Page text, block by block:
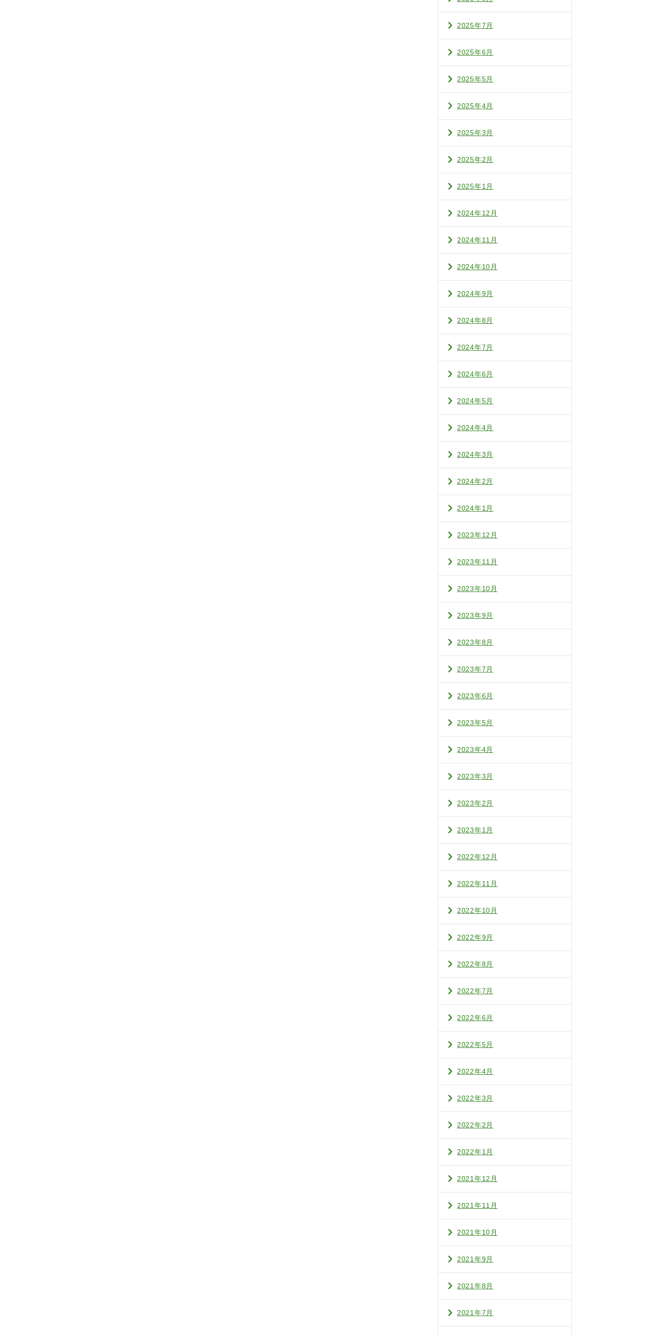
2025年7月
2025年6月
2025年5月
2025年4月
2025年3月
2025年2月
2025年1月
2024年12月
2024年11月
2024年10月
2024年9月
2024年8月
2024年7月
2024年6月
2024年5月
2024年4月
2024年3月
2024年2月
2024年1月
2023年12月
2023年11月
2023年10月
2023年9月
2023年8月
2023年7月
2023年6月
2023年5月
2023年4月
2023年3月
2023年2月
2023年1月
2022年12月
2022年11月
2022年10月
2022年9月
2022年8月
2022年7月
2022年6月
2022年5月
2022年4月
2022年3月
2022年2月
2022年1月
2021年12月
2021年11月
2021年10月
2021年9月
2021年8月
2021年7月